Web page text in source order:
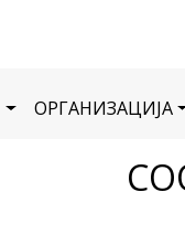
ОРГАНИЗАЦИЈА